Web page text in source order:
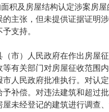
积及房屋结构认定涉案房
主张，但未提供证据证明
支持。
市）人民政府在作出房屋征
有关部门对房屋征收范围
人民政府批准执行。对认
补偿。对违法建筑和超过
未经登记的建筑进行调查